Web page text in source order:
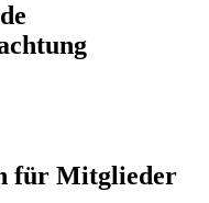
für Mitglieder